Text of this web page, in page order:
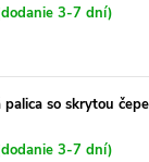
3-7 dní)
palica so skrytou
3-7 dní)